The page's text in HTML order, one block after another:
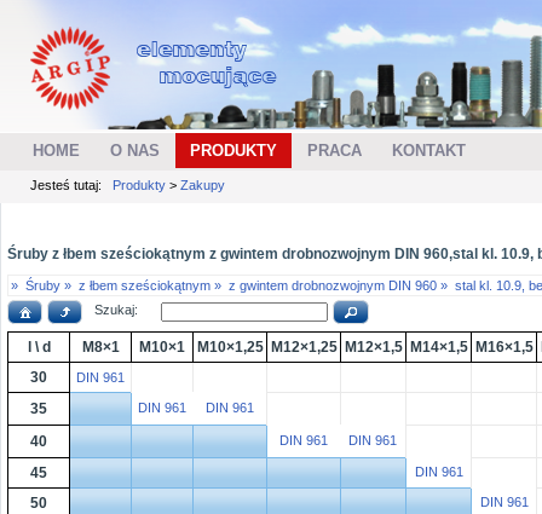
HOME O NAS PRODUKTY PRACA KONTAKT
Jesteś tutaj: Produkty > Zakupy
Śruby z łbem sześciokątnym z gwintem drobnozwojnym DIN 960,stal kl. 10.9,
» Śruby » z łbem sześciokątnym » z gwintem drobnozwojnym DIN 960 » stal kl. 10.9,
Szukaj:
l \ d M8×1 M10×1 M10×1,25 M12×1,25 M12×1,5 M14×1,5 M16×1,5
30
DIN 961
35 DIN 961 DIN 961
40 DIN 961 DIN 961
45 DIN 961
50 DIN 961